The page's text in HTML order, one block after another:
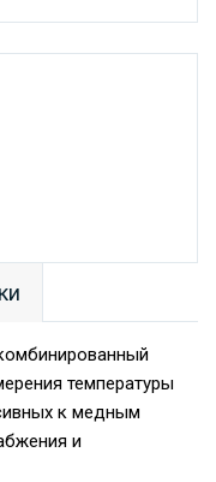
температуры
к медным
и